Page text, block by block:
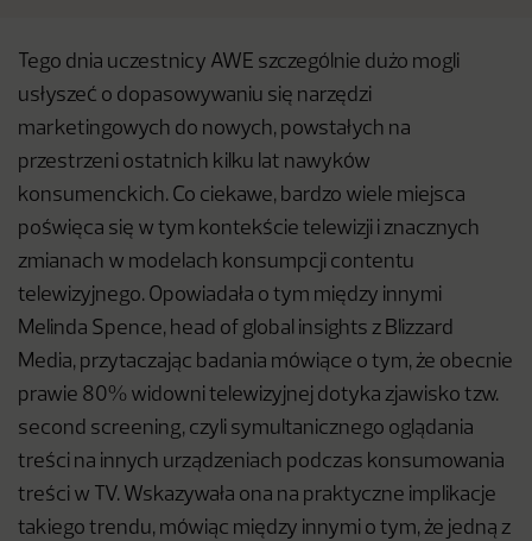
Tego dnia uczestnicy AWE szczególnie dużo mogli
usłyszeć o dopasowywaniu się narzędzi
marketingowych do nowych, powstałych na
przestrzeni ostatnich kilku lat nawyków
konsumenckich. Co ciekawe, bardzo wiele miejsca
poświęca się w tym kontekście telewizji i znacznych
zmianach w modelach konsumpcji contentu
telewizyjnego. Opowiadała o tym między innymi
Melinda Spence, head of global insights z Blizzard
Media, przytaczając badania mówiące o tym, że obecnie
prawie 80% widowni telewizyjnej dotyka zjawisko tzw.
second screening, czyli symultanicznego oglądania
treści na innych urządzeniach podczas konsumowania
treści w TV. Wskazywała ona na praktyczne implikacje
takiego trendu, mówiąc między innymi o tym, że jedną z